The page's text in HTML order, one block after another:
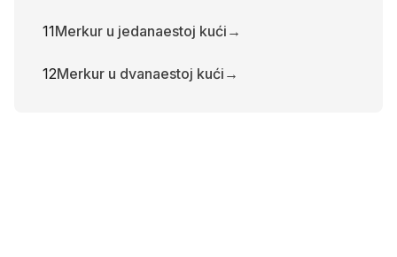
11Merkur u jedanaestoj kući →
12Merkur u dvanaestoj kući →